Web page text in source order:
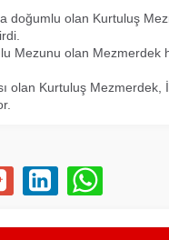
doğumlu olan Kurtuluş
Mezunu olan Mezmerdek
olan Kurtuluş Mezmerdek,